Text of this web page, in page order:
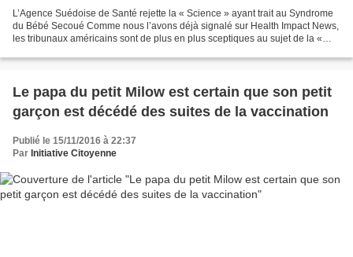
L’Agence Suédoise de Santé rejette la « Science » ayant trait au Syndrome
du Bébé Secoué Comme nous l’avons déjà signalé sur Health Impact News,
les tribunaux américains sont de plus en plus sceptiques au sujet de la «
Le papa du petit Milow est certain que son petit
garçon est décédé des suites de la vaccination
Publié le 15/11/2016 à 22:37
Par Initiative Citoyenne